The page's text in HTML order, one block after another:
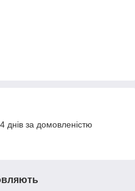
днів за домовленістю